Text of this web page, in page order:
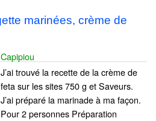
marinées, crème de
Capipiou
J’ai trouvé la recette de la crème de
feta sur les sites 750 g et Saveurs.
J’ai préparé la marinade à ma façon.
Pour 2 personnes Préparation